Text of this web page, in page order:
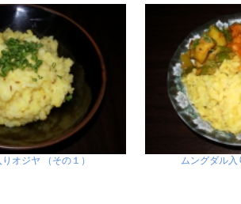
オジヤ （その１） ムングダル入